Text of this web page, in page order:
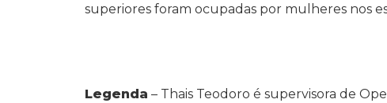
superiores foram ocupadas por mulheres nos
Legenda – Thais Teodoro é supervisora de